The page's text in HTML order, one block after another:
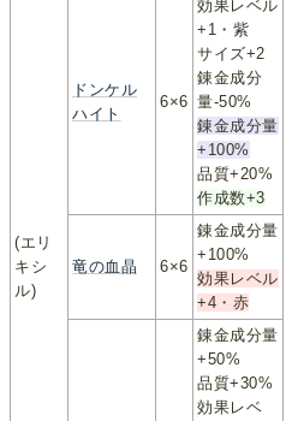
(エリ
キシ
ル)
ドンケル
ハイト
6×6
効果レベル
+1・紫
サイズ+2
錬金成分
量-50%
錬金成分量
+100%
品質+20%
作成数+3
竜の血晶 6×6
錬金成分量
+100%
効果レベル
+4・赤
錬金成分量
+50%
品質+30%
効果レベ